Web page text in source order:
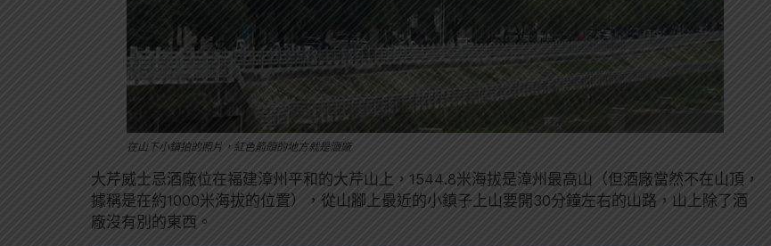
在山下小鎮拍的照片，紅色箭頭的地方就是酒廠
大芹威士忌酒廠位在福建漳州平和的大芹山上，1544.8米海拔是漳州最高山（但酒廠當然不在山頂，
據稱是在約1000米海拔的位置），從山腳上最近的小鎮子上山要開30分鐘左右的山路，山上除了酒
廠沒有別的東西。